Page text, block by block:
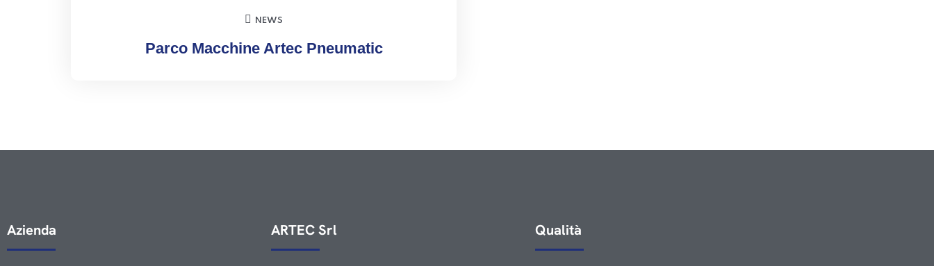
NEWS
Parco Macchine Artec Pneumatic
Azienda ARTEC Srl Qualità